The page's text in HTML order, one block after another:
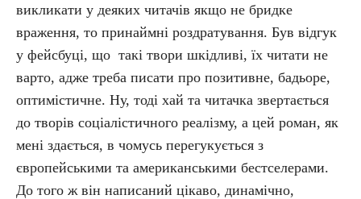
викликати у деяких читачів якщо не бридке
враження, то принаймні роздратування. Був відгук
у фейсбуці, що такі твори шкідливі, їх читати не
варто, адже треба писати про позитивне, бадьоре,
оптимістичне. Ну, тоді хай та читачка звертається
до творів соціалістичного реалізму, а цей роман, як
мені здається, в чомусь перегукується з
європейськими та американськими бестселерами.
До того ж він написаний цікаво, динамічно,